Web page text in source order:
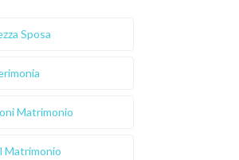
Sposa
Matrimonio
Matrimonio